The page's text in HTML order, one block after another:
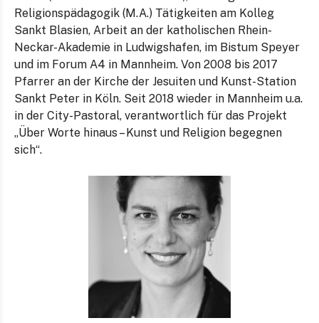
Religionspädagogik (M.A.) Tätigkeiten am Kolleg
Sankt Blasien, Arbeit an der katholischen Rhein-
Neckar-Akademie in Ludwigshafen, im Bistum Speyer
und im Forum A4 in Mannheim. Von 2008 bis 2017
Pfarrer an der Kirche der Jesuiten und Kunst-Station
Sankt Peter in Köln. Seit 2018 wieder in Mannheim u.a.
in der City-Pastoral, verantwortlich für das Projekt
„Über Worte hinaus – Kunst und Religion begegnen
sich“.